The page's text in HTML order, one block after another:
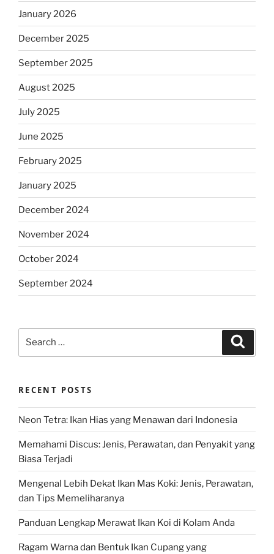
January 2026
December 2025
September 2025
August 2025
July 2025
June 2025
February 2025
January 2025
December 2024
November 2024
October 2024
September 2024
RECENT POSTS
Neon Tetra: Ikan Hias yang Menawan dari Indonesia
Memahami Discus: Jenis, Perawatan, dan Penyakit yang
Biasa Terjadi
Mengenal Lebih Dekat Ikan Mas Koki: Jenis, Perawatan,
dan Tips Memeliharanya
Panduan Lengkap Merawat Ikan Koi di Kolam Anda
Ragam Warna dan Bentuk Ikan Cupang yang